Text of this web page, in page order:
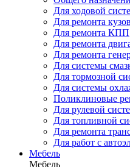
Для ходовой
Для ремонта
Для ремонта КПП
Для ремонта
Для ремонта
Для системы
Для тормозной
Для системы
Поликлиновые
Для рулевой
Для топливной
Для ремонта
Для работ с
Мебель
Мебель